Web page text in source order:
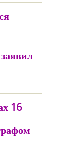
16